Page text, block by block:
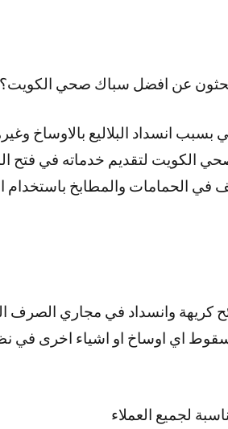
عن افضل سباك صحي الكويت؟
انسداد البلاليع بالاوساخ
الكويت لتقديم خدماته في فتح
الحمامات والمطابخ باستخدام
كريهة وانسداد في مجاري الصرف
اي اوساخ او اشياء اخرى في
لجميع العملاء